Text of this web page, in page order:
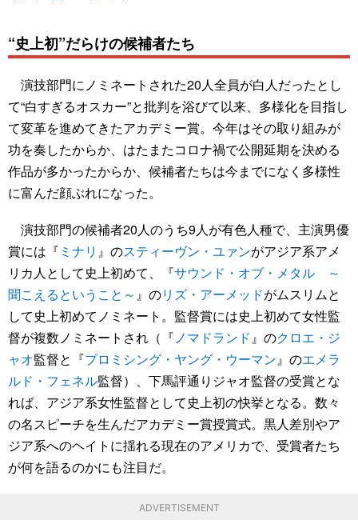
“史上初”だらけの候補者たち
演技部門にノミネートされた20人全員が白人だったとし
て“白すぎるオスカー”と批判を浴びて以来、多様化を目指し
て変革を進めてきたアカデミー賞。今年はその取り組みが
功を奏したからか、はたまたコロナ禍で公開延期を決める
作品が多かったからか、候補者たちは今までになく多様性
に富んだ顔ぶれになった。
演技部門の候補者20人のうち9人が有色人種で、主演男優
賞には『 ミナリ 』のスティーヴン・ユァンがアジア系アメ
リカ人として史上初めて、『サウンド・オブ・メタル ～
聞こえるということ～ 』のリズ・アーメッドがムスリムと
して史上初めてノミネート。監督賞には史上初めて女性監
督が複数ノミネートされ（『ノマドランド』のクロエ・ジ
ャオ監督と『プロミシング・ヤング・ウーマン』のエメラ
ルド・フェネル監督）、下馬評通りジャオ監督の受賞とな
れば、アジア系女性監督として史上初の快挙となる。数々
の名スピーチを生んだアカデミー賞授賞式。黒人差別やア
ジア系へのヘイトに揺れる現在のアメリカで、受賞者たち
が何を語るのかにも注目だ。
ADVERTISEMENT